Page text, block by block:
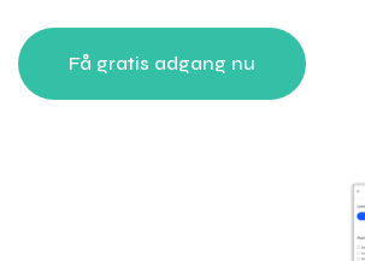
Få gratis adgang nu